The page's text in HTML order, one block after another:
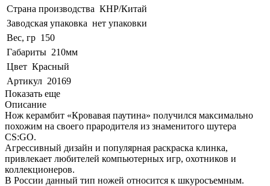
Страна производства КНР/Китай
Заводская упаковка нет упаковки
Вес, гр 150
Габариты 210мм
Цвет Красный
Артикул 20169
Показать еще
Описание
Нож керамбит «Кровавая паутина» получился максимально
похожим на своего прародителя из знаменитого шутера
CS:GO.
Агрессивный дизайн и популярная раскраска клинка,
привлекает любителей компьютерных игр, охотников и
коллекционеров.
В России данный тип ножей относится к шкуросъемным.